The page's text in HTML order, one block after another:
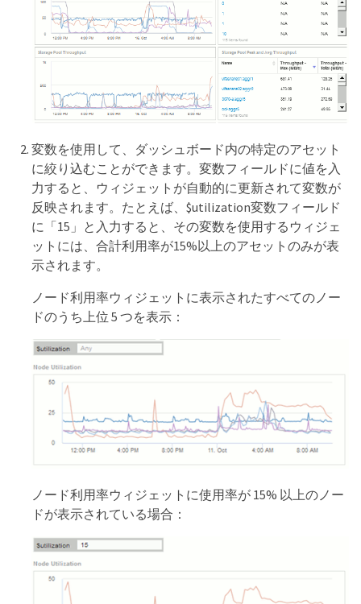
変数を使用して、ダッシュボード内の特定のアセット
に絞り込むことができます。変数フィールドに値を入
力すると、ウィジェットが自動的に更新されて変数が
反映されます。たとえば、$utilization変数フィールド
に「15」と入力すると、その変数を使用するウィジェ
ットには、合計利用率が15%以上のアセットのみが表
示されます。
ノード利用率ウィジェットに表示されたすべてのノー
ドのうち上位 5 つを表示：
ノード利用率ウィジェットに使用率が 15% 以上のノー
ドが表示されている場合：